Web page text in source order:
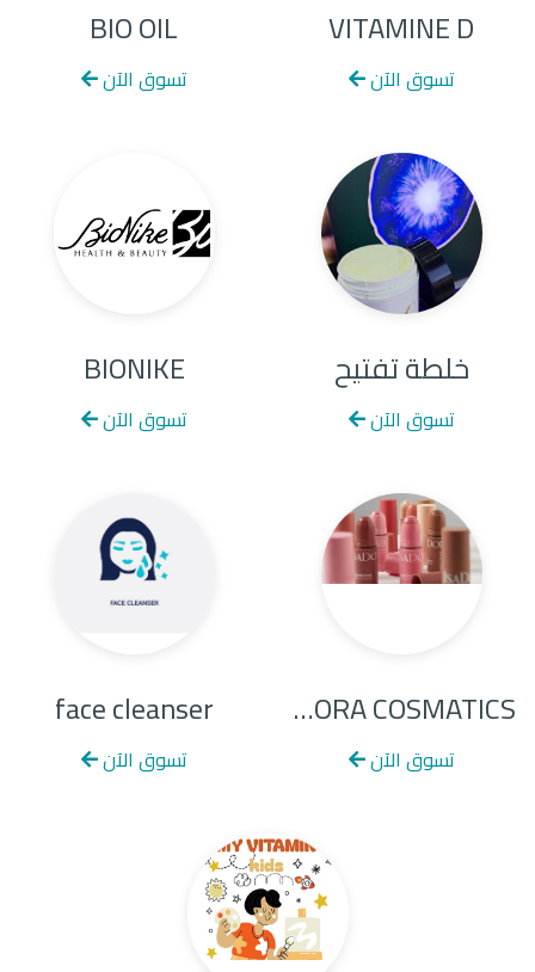
VITAMINE D
تسوق الآن
BIO OIL
تسوق الآن
خلطة تفتيح
تسوق الآن
BIONIKE
تسوق الآن
ISADORA COSMATICS
تسوق الآن
face cleanser
تسوق الآن